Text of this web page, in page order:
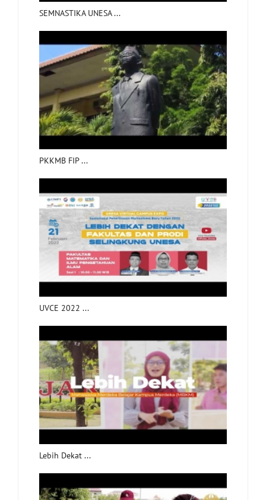
SEMNASTIKA UNESA ...
PKKMB FIP ...
UVCE 2022 ...
Lebih Dekat ...